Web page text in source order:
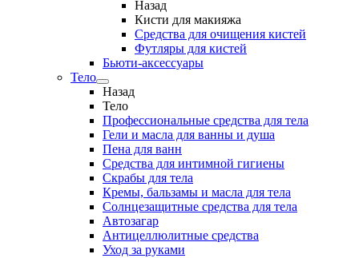
Назад
Кисти для макияжа
Средства для очищения кистей
Футляры для кистей
Бьюти-аксессуары
Тело
Назад
Тело
Профессиональные средства для тела
Гели и масла для ванны и душа
Пена для ванн
Средства для интимной гигиены
Скрабы для тела
Кремы, бальзамы и масла для тела
Солнцезащитные средства для тела
Автозагар
Антицеллюлитные средства
Уход за руками